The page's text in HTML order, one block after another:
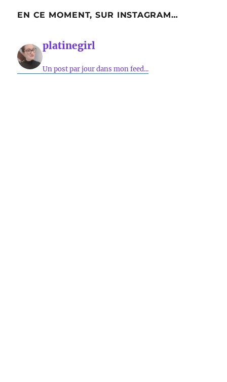
EN CE MOMENT, SUR INSTAGRAM…
platinegirl
Un post par jour dans mon feed...